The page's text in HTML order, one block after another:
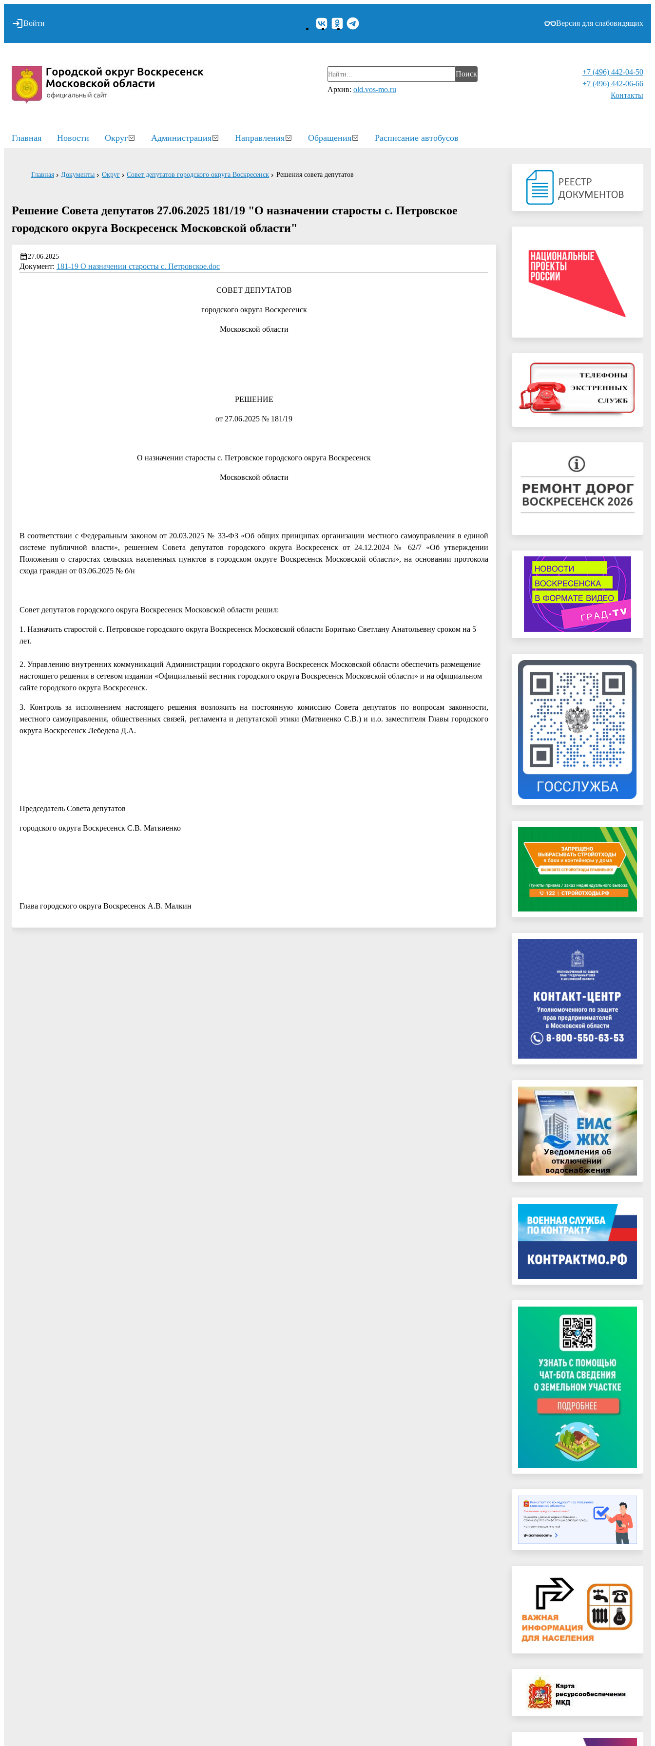
Войти Версия для слабовидящих
Поиск
Архив: old.vos-mo.ru
+7 (496) 442-04-50
+7 (496) 442-06-66
Контакты⁠
Главная Новости Округ Администрация Направления Обращения Расписание автобусов
Главная Документы Округ Совет депутатов городского округа Воскресенск Решения совета депутатов
Решение Совета депутатов 27.06.2025 181/19 "О назначении старосты с. Петровское
городского округа Воскресенск Московской области"
27.06.2025
Документ: 181-19 О назначении старосты с. Петровское.doc
СОВЕТ ДЕПУТАТОВ
городского округа Воскресенск
Московской области
РЕШЕНИЕ
от 27.06.2025 № 181/19
О назначении старосты с. Петровское городского округа Воскресенск
Московской области
В соответствии с Федеральным законом от 20.03.2025 № 33-ФЗ «Об общих принципах организации местного самоуправления в единой
системе публичной власти», решением Совета депутатов городского округа Воскресенск от 24.12.2024 № 62/7 «Об утверждении
Положения о старостах сельских населенных пунктов в городском округе Воскресенск Московской области», на основании протокола
схода граждан от 03.06.2025 № б/н
Совет депутатов городского округа Воскресенск Московской области решил:
1. Назначить старостой с. Петровское городского округа Воскресенск Московской области Боритько Светлану Анатольевну сроком на 5
лет.
2. Управлению внутренних коммуникаций Администрации городского округа Воскресенск Московской области обеспечить размещение
настоящего решения в сетевом издании «Официальный вестник городского округа Воскресенск Московской области» и на официальном
сайте городского округа Воскресенск.
3. Контроль за исполнением настоящего решения возложить на постоянную комиссию Совета депутатов по вопросам законности,
местного самоуправления, общественных связей, регламента и депутатской этики (Матвиенко С.В.) и и.о. заместителя Главы городского
округа Воскресенск Лебедева Д.А.
Председатель Совета депутатов
городского округа Воскресенск С.В. Матвиенко
Глава городского округа Воскресенск А.В. Малкин